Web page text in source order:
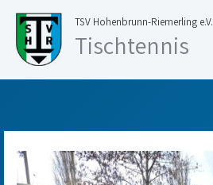
Zum
Inhalt
springen
TSV Hohenbrunn-Riemerling e.V.
Tischtennis